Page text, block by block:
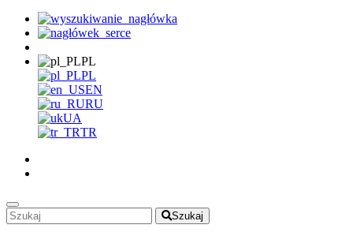
PL
PL
EN
RU
UA
TR
Szukaj